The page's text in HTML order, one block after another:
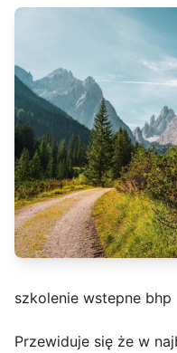
szkolenie wstepne bhp
Przewiduje się że w